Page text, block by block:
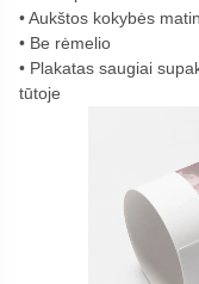
Aukštos kokybės
Be rėmelio
Plakatas saugiai
tūtoje